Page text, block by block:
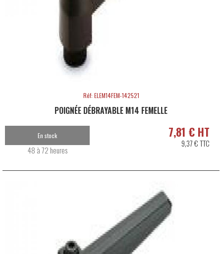
Réf: ELEM14FEM-142521
POIGNÉE DÉBRAYABLE M14 FEMELLE
7,81 € HT
9,37 € TTC
En stock
48 à 72 heures